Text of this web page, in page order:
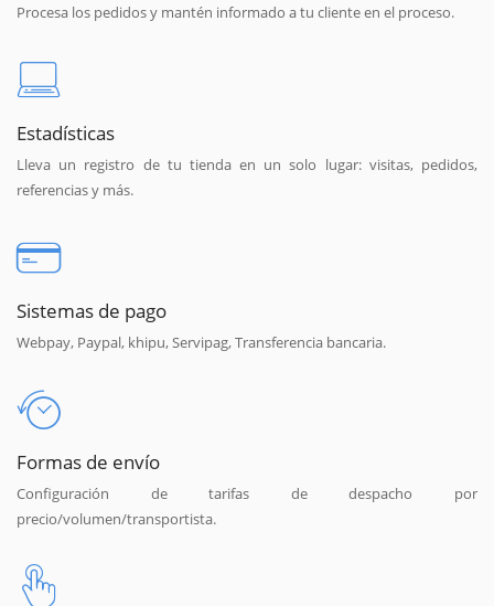
Procesa los pedidos y mantén informado a tu cliente en el proceso.
Estadísticas
Lleva un registro de tu tienda en un solo lugar: visitas, pedidos,
referencias y más.
Sistemas de pago
Webpay, Paypal, khipu, Servipag, Transferencia bancaria.
Formas de envío
Configuración de tarifas de despacho por
precio/volumen/transportista.